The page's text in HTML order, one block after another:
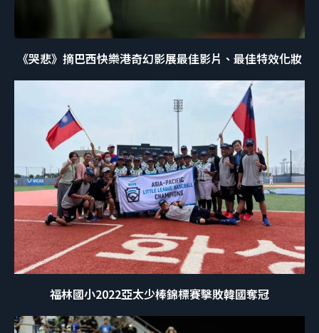
《哭悲》摘巴西快樂港奇幻影展最佳影片、最佳特效化妝
福林國小2022亞太少棒錦標賽擊敗韓國奪冠